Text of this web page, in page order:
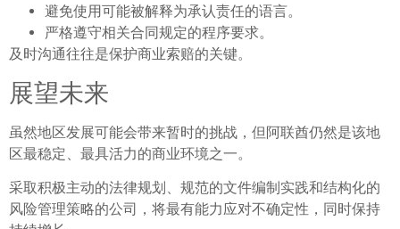
避免使用可能被解释为承认责任的语言。
严格遵守相关合同规定的程序要求。
及时沟通往往是保护商业索赔的关键。
展望未来
虽然地区发展可能会带来暂时的挑战，但阿联酋仍然是该地
区最稳定、最具活力的商业环境之一。
采取积极主动的法律规划、规范的文件编制实践和结构化的
风险管理策略的公司，将最有能力应对不确定性，同时保持